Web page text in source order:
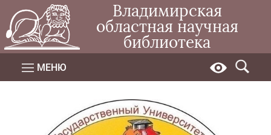
Владимирская
областная научная
библиотека
МЕНЮ